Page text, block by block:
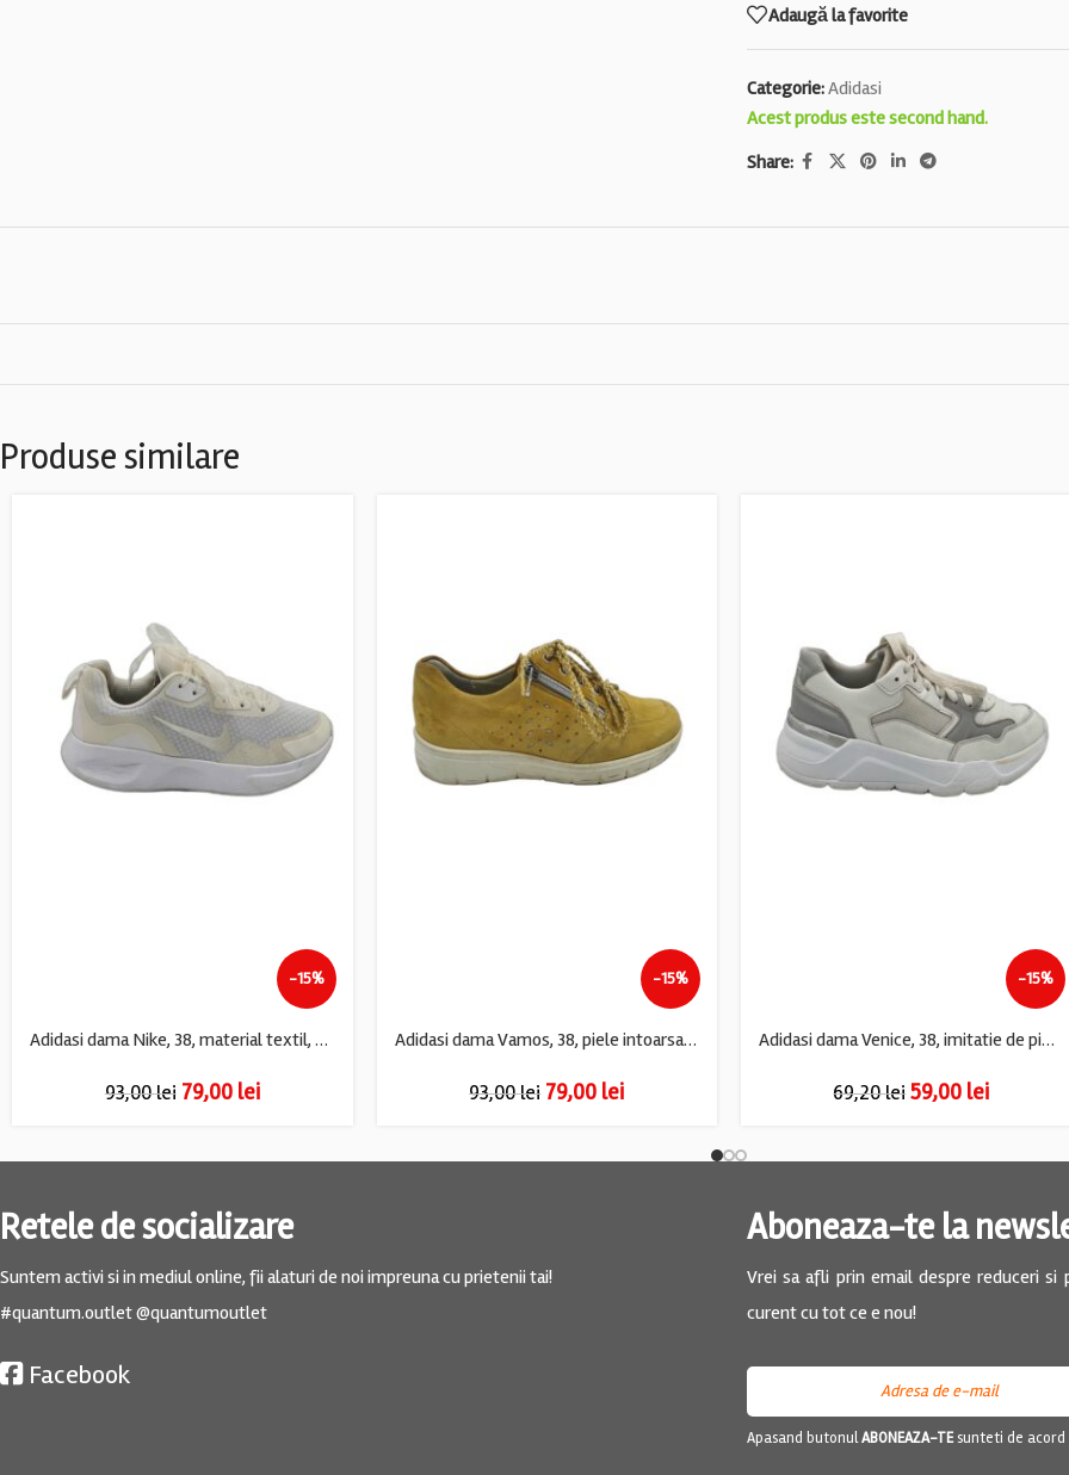
Adaugă la favorite
Categorie:Adidasi
Acest produs este second hand.
Share:
Produse similare
-15%
Adidasi dama Nike, 38, material textil, alb
93,00lei 79,00 lei
-15%
Adidasi dama Vamos, 38, piele intoarsa, galben
93,00lei 79,00 lei
-15%
Adidasi dama Venice, 38, imitatie de piele, material textil, alb gri
69,20lei 59,00 lei
Retele de socializare
Suntem activi si in mediul online, fii alaturi de noi impreuna cu prietenii tai!
#quantum.outlet @quantumoutlet
Facebook
Aboneaza-te la
Vrei sa afli prin email despre reduceri
curent cu tot ce e nou!
Apasand butonulABONEAZA-TEsunteti de acord